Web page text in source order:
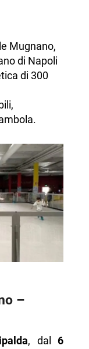
Mugnano,
di Napoli
di 300
–
, dal6